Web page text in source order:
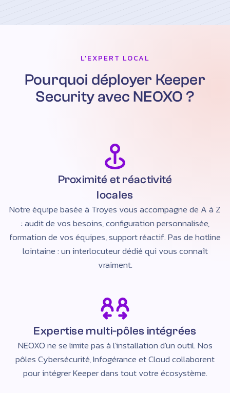
L'EXPERT LOCAL
Pourquoi déployer Keeper
Security avec NEOXO ?
Proximité et réactivité
locales
Notre équipe basée à Troyes vous accompagne de A à Z
: audit de vos besoins, configuration personnalisée,
formation de vos équipes, support réactif. Pas de hotline
lointaine : un interlocuteur dédié qui vous connaît
vraiment.
Expertise multi-pôles intégrées
NEOXO ne se limite pas à l'installation d'un outil. Nos
pôles Cybersécurité, Infogérance et Cloud collaborent
pour intégrer Keeper dans tout votre écosystème.